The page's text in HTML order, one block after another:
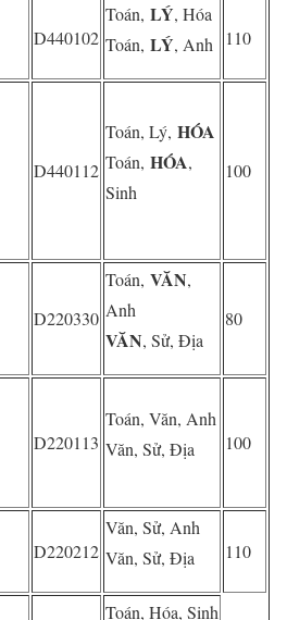
D440102
Toán, LÝ, Hóa
Toán, LÝ, Anh 110
D440112
Toán, Lý, HÓA
Toán, HÓA,
Sinh
100
D220330
Toán, VĂN,
Anh
VĂN, Sử, Địa
80
D220113
Toán, Văn, Anh
Văn, Sử, Địa
100
D220212
Văn, Sử, Anh
Văn, Sử, Địa
110
Toán, Hóa, Sinh